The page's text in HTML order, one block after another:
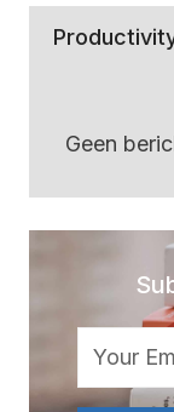
Geen